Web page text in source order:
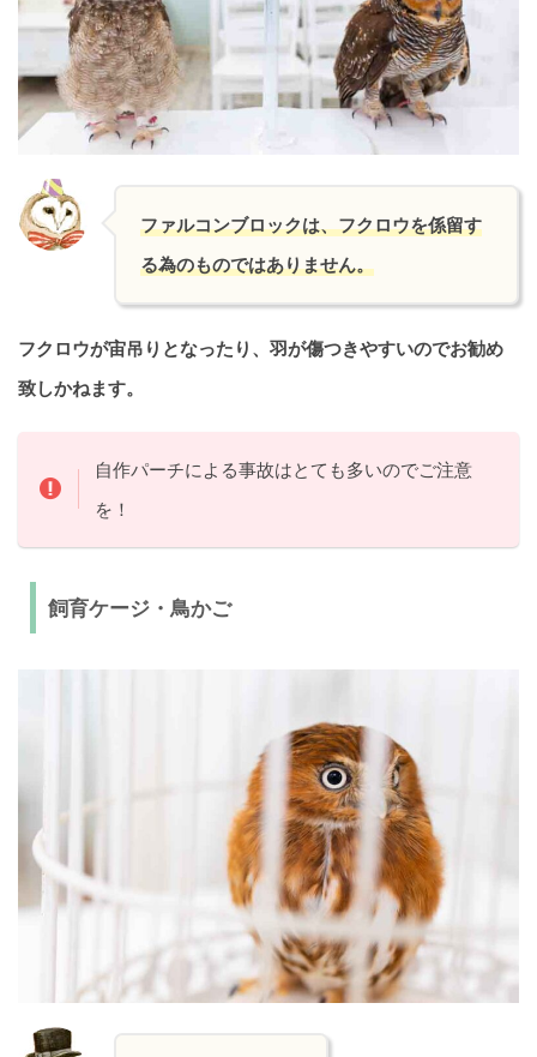
ファルコンブロックは、フクロウを係留す
る為のものではありません。
フクロウが宙吊りとなったり、羽が傷つきやすいのでお勧め
致しかねます。
自作パーチによる事故はとても多いのでご注意
を！
飼育ケージ・鳥かご